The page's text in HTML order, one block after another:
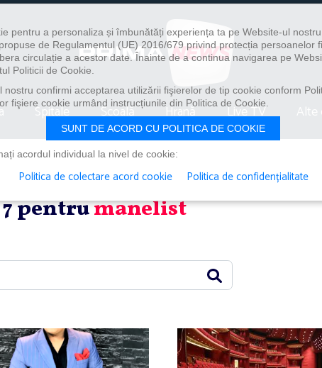
Spitale Școală Hrană Live TV
7 pentrumanelist
pentru a personaliza și îmbunătăți experiența ta pe Website-ul
de Regulamentul (UE) 2016/679 privind protecția persoanelor
circulație a acestor date. Înainte de a continua navigarea pe
Politicii de Cookie.
confirmi acceptarea utilizării fişierelor de tip cookie conform
fişiere cookie urmând instrucțiunile din Politica de Cookie.
SUNT DE ACORD CU POLITICA DE COOKIE
acordul individual la nivel de cookie:
Politica de colectare acord cookie Politica de confidențialitate